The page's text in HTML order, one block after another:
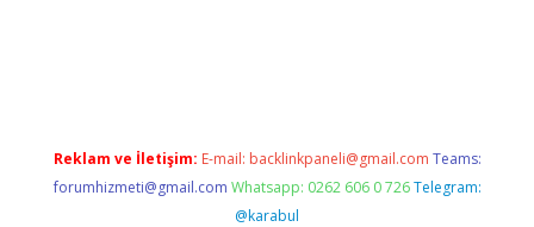
Reklam ve İletişim: E-mail: backlinkpaneli@gmail.com Teams:
forumhizmeti@gmail.com Whatsapp: 0262 606 0 726 Telegram:
@karabul